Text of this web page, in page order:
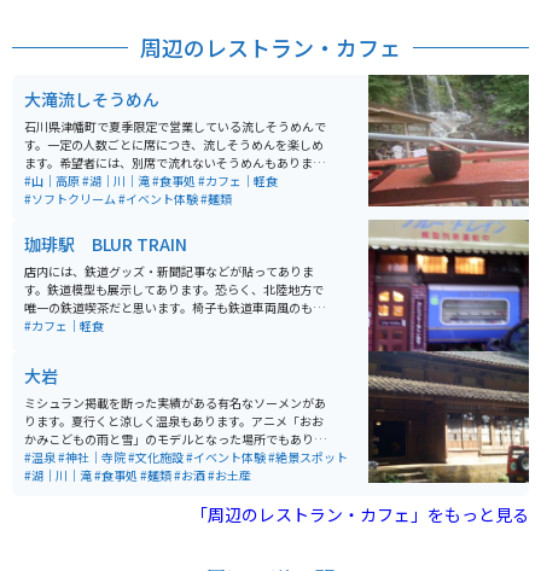
周辺のレストラン・カフェ
大滝流しそうめん
石川県津幡町で夏季限定で営業している流しそうめんで
す。一定の人数ごとに席につき、流しそうめんを楽しめ
ます。希望者には、別席で流れないそうめんもありま
す。しいたけ焼きやイワナ焼きなどの軽食、イワナの掴
み取りなどもしています。 山の中の川べりでの営業なの
遊びが出来たり、周囲の景色を楽しんだり出来ます。
#山｜高原#湖｜川｜滝#食事処 #カフェ｜軽食
#ソフトクリーム#イベント体験#麺類
珈琲駅 BLUR TRAIN
店内には、鉄道グッズ・新聞記事などが貼ってありま
す。鉄道模型も展示してあります。恐らく、北陸地方で
唯一の鉄道喫茶だと思います。椅子も鉄道車両風のもの
でした。テレビ取材も多数来ているそうです。
#カフェ｜軽食
大岩
ミシュラン掲載を断った実績がある有名なソーメンがあ
ります。夏行くと涼しく温泉もあります。アニメ「おお
かみこどもの雨と雪」のモデルとなった場所でもありま
す。 滝に打たれる体験もできます。山菜料理やかき氷も
おいしく、お土産にあんころ餅がオススメです。近くに
#温泉#神社｜寺院#文化施設#イベント体験#絶景スポット
#湖｜川｜滝#食事処 #麺類#お酒#お土産
「周辺のレストラン・カフェ」をもっと見る